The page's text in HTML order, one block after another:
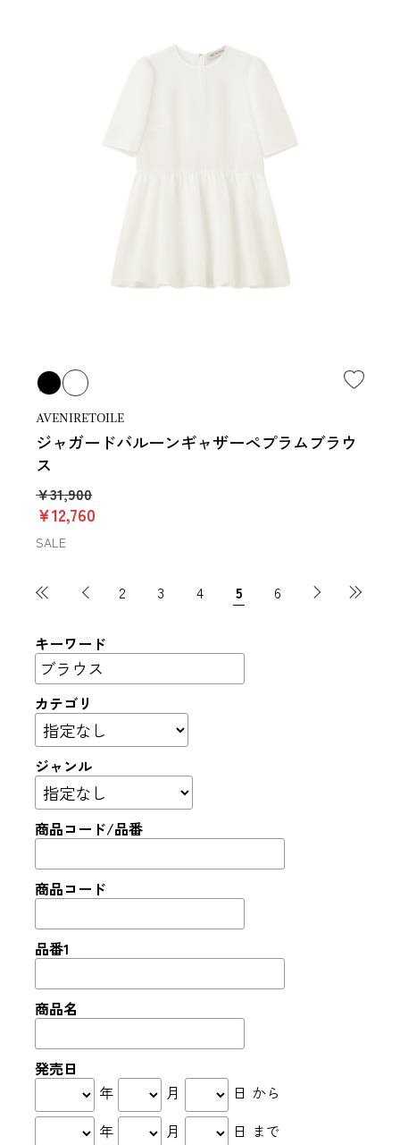
AVENIRETOILE
ジャガードバルーンギャザーペプラムブラウ
ス
￥31,900
￥12,760
SALE
2 3 4 5 6
キーワード
カテゴリ
ジャンル
商品コード/品番
商品コード
品番1
商品名
発売日
年
月
日 から
年
月
日 まで